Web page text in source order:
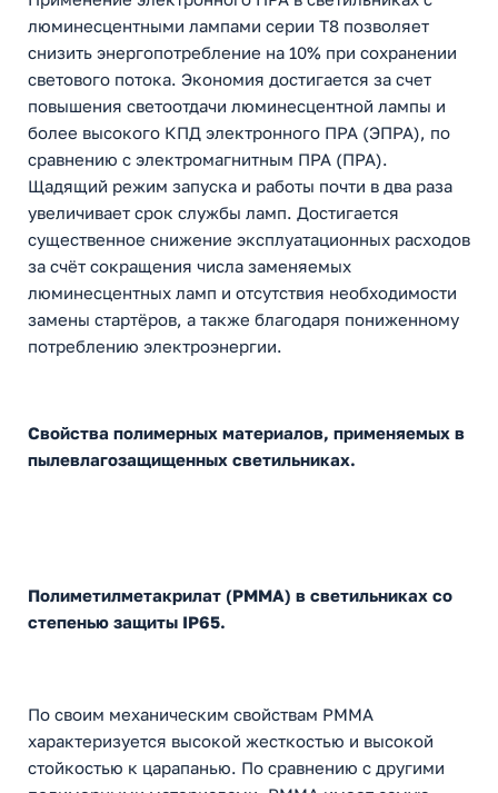
люминесцентными лампами серии T8 позволяет
снизить энергопотребление на 10% при сохранении
светового потока. Экономия достигается за счет
повышения светоотдачи люминесцентной лампы и
более высокого КПД электронного ПРА (ЭПРА), по
сравнению с электромагнитным ПРА (ПРА).
Щадящий режим запуска и работы почти в два раза
увеличивает срок службы ламп. Достигается
существенное снижение эксплуатационных расходов
за счёт сокращения числа заменяемых
люминесцентных ламп и отсутствия необходимости
замены стартёров, а также благодаря пониженному
потреблению электроэнергии.
Свойства полимерных материалов, применяемых в
пылевлагозащищенных светильниках.
Полиметилметакрилат (PMMA) в светильниках со
степенью защиты IP65.
По своим механическим свойствам PMMA
характеризуется высокой жесткостью и высокой
стойкостью к царапанью. По сравнению с другими